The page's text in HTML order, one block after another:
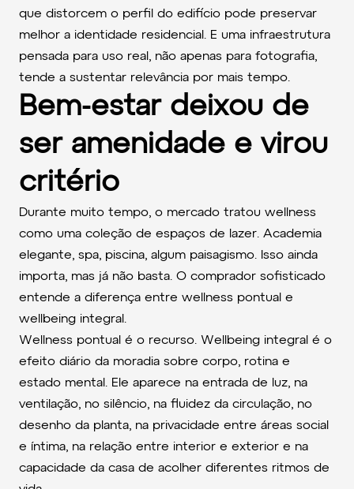
que distorcem o perfil do edifício pode preservar
melhor a identidade residencial. E uma infraestrutura
pensada para uso real, não apenas para fotografia,
tende a sustentar relevância por mais tempo.
Bem-estar deixou de
ser amenidade e virou
critério
Durante muito tempo, o mercado tratou wellness
como uma coleção de espaços de lazer. Academia
elegante, spa, piscina, algum paisagismo. Isso ainda
importa, mas já não basta. O comprador sofisticado
entende a diferença entre wellness pontual e
wellbeing integral.
Wellness pontual é o recurso. Wellbeing integral é o
efeito diário da moradia sobre corpo, rotina e
estado mental. Ele aparece na entrada de luz, na
ventilação, no silêncio, na fluidez da circulação, no
desenho da planta, na privacidade entre áreas social
e íntima, na relação entre interior e exterior e na
capacidade da casa de acolher diferentes ritmos de